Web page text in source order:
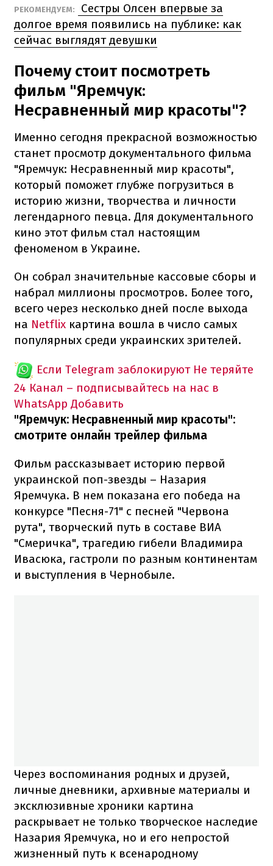
РЕКОМЕНДУЕМ:
Сестры Олсен впервые за
долгое время появились на публике: как
сейчас выглядят девушки
Почему стоит посмотреть
фильм "Яремчук:
Несравненный мир красоты"?
Именно сегодня прекрасной возможностью
станет просмотр документального фильма
"Яремчук: Несравненный мир красоты",
который поможет глубже погрузиться в
историю жизни, творчества и личности
легендарного певца. Для документального
кино этот фильм стал настоящим
феноменом в Украине.
Он собрал значительные кассовые сборы и
набрал миллионы просмотров. Более того,
всего через несколько дней после выхода
на Netflix картина вошла в число самых
популярных среди украинских зрителей.
Если Telegram заблокируют Не теряйте
24 Канал – подписывайтесь на нас в
WhatsApp Добавить
"Яремчук: Несравненный мир красоты":
смотрите онлайн трейлер фильма
Фильм рассказывает историю первой
украинской поп-звезды – Назария
Яремчука. В нем показана его победа на
конкурсе "Песня-71" с песней "Червона
рута", творческий путь в составе ВИА
"Смеричка", трагедию гибели Владимира
Ивасюка, гастроли по разным континентам
и выступления в Чернобыле.
Через воспоминания родных и друзей,
личные дневники, архивные материалы и
эксклюзивные хроники картина
раскрывает не только творческое наследие
Назария Яремчука, но и его непростой
жизненный путь к всенародному